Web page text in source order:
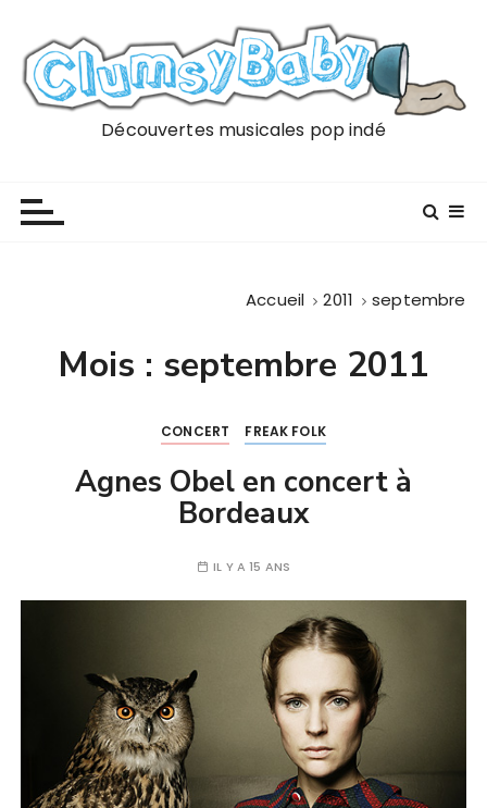
Découvertes musicales pop indé
Accueil 2011 septembre
Mois : septembre 2011
CONCERT FREAK FOLK
Agnes Obel en concert à
Bordeaux
IL Y A 15 ANS